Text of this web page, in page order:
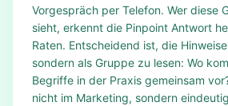
Vorgespräch per Telefon. Wer diese
sieht, erkennt die Pinpoint Antwort
Raten. Entscheidend ist, die
sondern als Gruppe zu lesen: Wo
Begriffe in der Praxis gemeinsam
nicht im Marketing, sondern